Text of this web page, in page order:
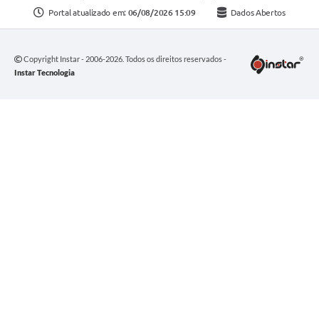
Portal atualizado em: 06/08/2026 15:09 Dados Abertos
Copyright Instar - 2006-2026. Todos os direitos reservados -
Instar Tecnologia